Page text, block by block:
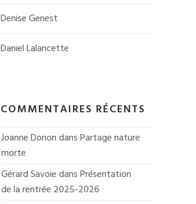
Denise Genest
Daniel Lalancette
COMMENTAIRES RÉCENTS
Joanne Dorion dans Partage nature
morte
Gérard Savoie dans Présentation
de la rentrée 2025-2026